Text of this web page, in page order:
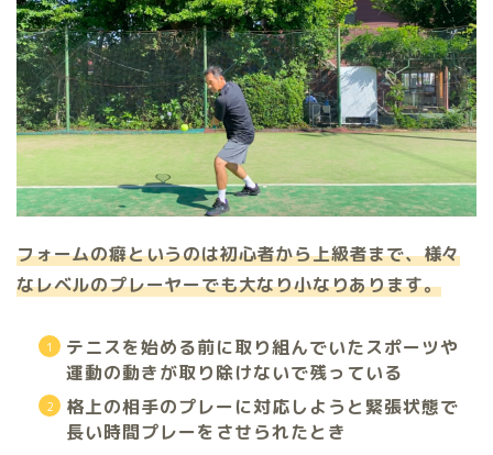
フォームの癖というのは初心者から上級者まで、様々
なレベルのプレーヤーでも大なり小なりあります。
テニスを始める前に取り組んでいたスポーツや
運動の動きが取り除けないで残っている
格上の相手のプレーに対応しようと緊張状態で
長い時間プレーをさせられたとき